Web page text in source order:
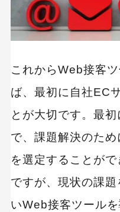
これからWeb接客
ば、最初に自社EC
とが大切です。最
で、課題解決のた
を選定することが
ですが、現状の課
いWeb接客ツール